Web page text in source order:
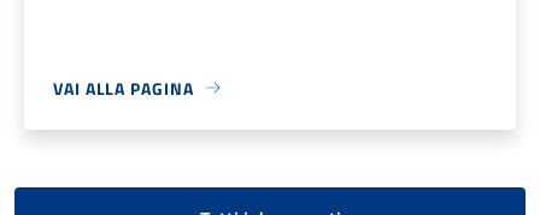
VAI ALLA PAGINA